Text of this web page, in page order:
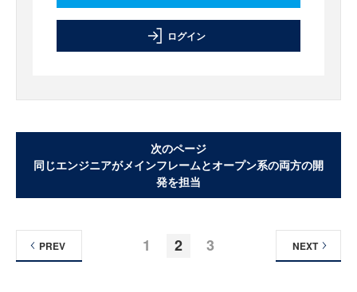
ログイン
次のページ
同じエンジニアがメインフレームとオープン系の両方の開
発を担当
1 2 3
PREV NEXT